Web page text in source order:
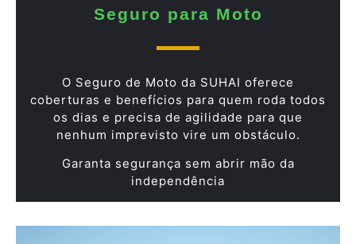
Seguro para Moto
O Seguro de Moto da SUHAI oferece
coberturas e benefícios para quem roda todos
os dias e precisa de agilidade para que
nenhum imprevisto vire um obstáculo.
Garanta segurança sem abrir mão da
independência